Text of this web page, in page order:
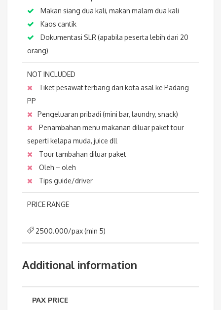
Makan siang dua kali, makan malam dua kali
Kaos cantik
Dokumentasi SLR (apabila peserta lebih dari 20
orang)
NOT INCLUDED
Tiket pesawat terbang dari kota asal ke Padang
PP
Pengeluaran pribadi (mini bar, laundry, snack)
Penambahan menu makanan diluar paket tour
seperti kelapa muda, juice dll
Tour tambahan diluar paket
Oleh – oleh
Tips guide/driver
PRICE RANGE
2500.000/pax (min 5)
Additional information
PAX PRICE